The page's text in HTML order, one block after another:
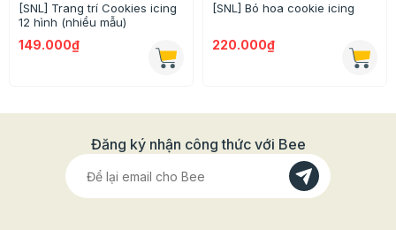
[SNL] Trang trí Cookies icing
12 hình (nhiều mẫu)
149.000₫
[SNL] Bó hoa cookie icing
220.000₫
Đăng ký nhận công thức với Bee